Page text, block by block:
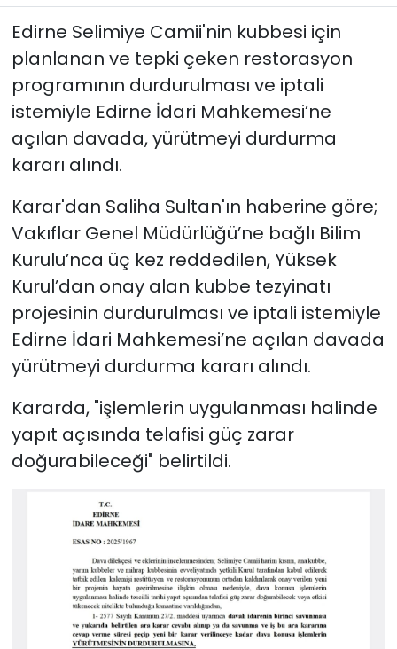
Edirne Selimiye Camii'nin kubbesi için
planlanan ve tepki çeken restorasyon
programının durdurulması ve iptali
istemiyle Edirne İdari Mahkemesi’ne
açılan davada, yürütmeyi durdurma
kararı alındı.
Karar'dan Saliha Sultan'ın haberine göre;
Vakıflar Genel Müdürlüğü’ne bağlı Bilim
Kurulu’nca üç kez reddedilen, Yüksek
Kurul’dan onay alan kubbe tezyinatı
projesinin durdurulması ve iptali istemiyle
Edirne İdari Mahkemesi’ne açılan davada
yürütmeyi durdurma kararı alındı.
Kararda, "işlemlerin uygulanması halinde
yapıt açısında telafisi güç zarar
doğurabileceği" belirtildi.